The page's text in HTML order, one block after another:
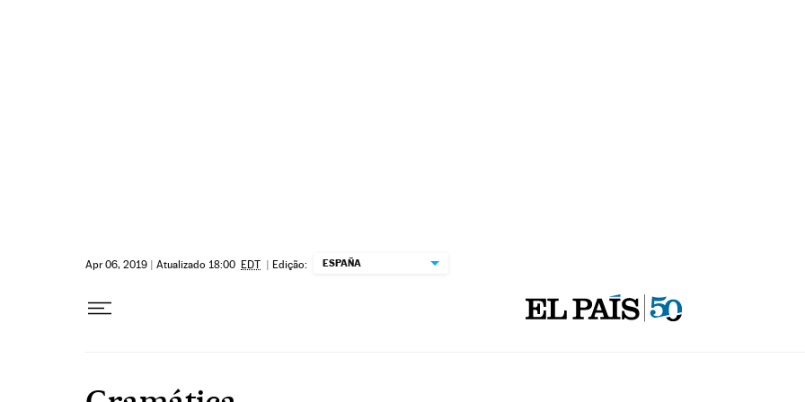
Apr 06, 2019 | Atualizado 18:00 EDT | Edição: ESPAÑA